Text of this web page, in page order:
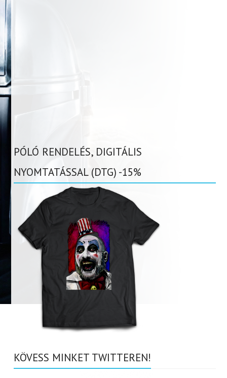
PÓLÓ RENDELÉS, DIGITÁLIS
NYOMTATÁSSAL (DTG) -15%
KÖVESS MINKET TWITTEREN!